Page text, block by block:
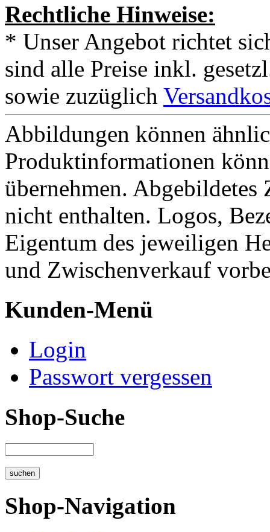
Rechtliche Hinweise:
* Unser Angebot richtet
sind alle Preise inkl.
sowie zuzüglich
Abbildungen können
Produktinformationen
übernehmen.
nicht enthalten. Logos,
Eigentum des jeweiligen
und Zwischenverkauf
Kunden-Menü
Login
Passwort vergessen
Shop-Suche
Shop-Navigation